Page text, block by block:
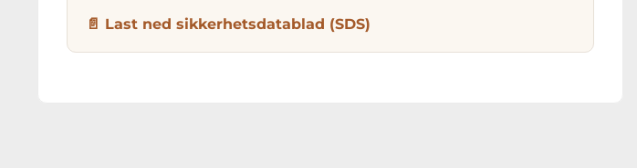
Last ned sikkerhetsdatablad (SDS)